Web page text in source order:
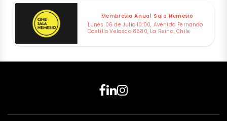
Membresía Anual Sala Nemesio
Lunes 06 de Julio 10:00, Avenida Fernando
Castillo Velasco 8580, La Reina, Chile